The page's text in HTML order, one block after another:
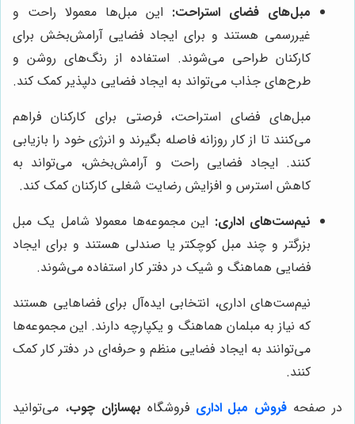
مبل‌های فضای استراحت: این مبل‌ها معمولا راحت و
غیررسمی هستند و برای ایجاد فضایی آرامش‌بخش برای
کارکنان طراحی می‌شوند. استفاده از رنگ‌های روشن و
طرح‌های جذاب می‌تواند به ایجاد فضایی دلپذیر کمک کند.
مبل‌های فضای استراحت، فرصتی برای کارکنان فراهم
می‌کنند تا از کار روزانه فاصله بگیرند و انرژی خود را بازیابی
کنند. ایجاد فضایی راحت و آرامش‌بخش، می‌تواند به
کاهش استرس و افزایش رضایت شغلی کارکنان کمک کند.
نیم‌ست‌های اداری: این مجموعه‌ها معمولا شامل یک مبل
بزرگتر و چند مبل کوچکتر یا صندلی هستند و برای ایجاد
فضایی هماهنگ و شیک در دفتر کار استفاده می‌شوند.
نیم‌ست‌های اداری، انتخابی ایده‌آل برای فضاهایی هستند
که نیاز به مبلمان هماهنگ و یکپارچه دارند. این مجموعه‌ها
می‌توانند به ایجاد فضایی منظم و حرفه‌ای در دفتر کار کمک
کنند.
در صفحه فروش مبل اداری فروشگاه بهسازان چوب، می‌توانید